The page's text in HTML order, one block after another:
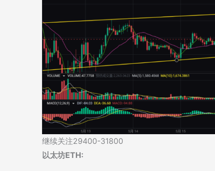
继续关注29400-31800
以太坊ETH: